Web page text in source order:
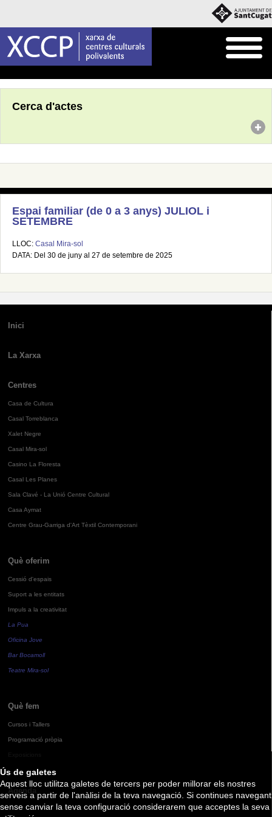
Ús de galetes
Aquest lloc utilitza galetes de tercers per poder millorar els nostres
serveis a partir de l'anàlisi de la teva navegació. Si continues navegant
sense canviar la teva configuració considerarem que acceptes la seva
Cerca d'actes
Espai familiar (de 0 a 3 anys) JULIOL i
SETEMBRE
LLOC: Casal Mira-sol
DATA: Del 30 de juny al 27 de setembre de 2025
Inici
La Xarxa
Centres
Casa de Cultura
Casal Torreblanca
Xalet Negre
Casal Mira-sol
Casino La Floresta
Casal Les Planes
Sala Clavé - La Unió Centre Cultural
Casa Aymat
Centre Grau-Garriga d'Art Tèxtil Contemporani
Què oferim
Cessió d'espais
Suport a les entitats
Impuls a la creativitat
La Pua
Oficina Jove
Bar Bocamoll
Teatre Mira-sol
Què fem
Cursos i Tallers
Programació pròpia
Agenda